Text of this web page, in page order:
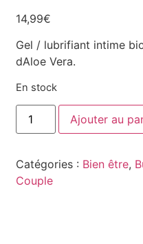
14,99€
Gel / lubrifiant intime
dAloe Vera.
En stock
Ajouter au
Catégories : Bien être,
Couple